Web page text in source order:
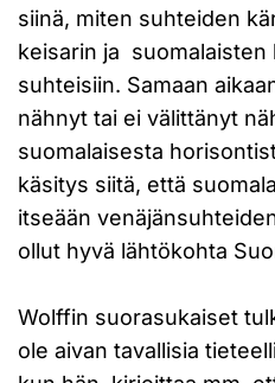
siinä, miten suhteiden
keisarin ja suomalaisten
suhteisiin. Samaan
nähnyt tai ei välittänyt
suomalaisesta
käsitys siitä, että
itseään
ollut hyvä lähtökohta
Wolffin suorasukaiset
ole aivan tavallisia